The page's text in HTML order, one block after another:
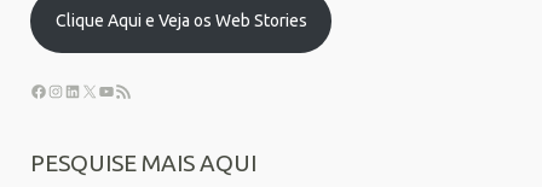
Clique Aqui e Veja os Web Stories
PESQUISE MAIS AQUI